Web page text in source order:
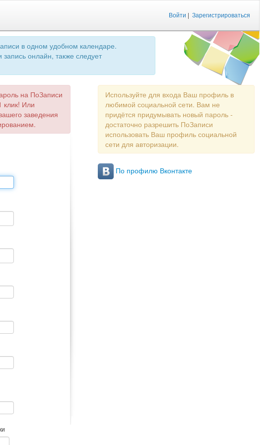
Войти | Зарегистрироваться
в одном удобном календаре.
онлайн, также следует
на ПоЗаписи
клик! Или
заведения
Используйте для входа Ваш профиль в
любимой социальной сети. Вам не
придётся придумывать новый пароль -
достаточно разрешить ПоЗаписи
использовать Ваш профиль социальной
сети для авторизации.
По профилю Вконтакте